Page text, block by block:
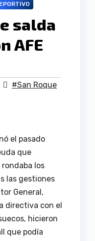
salda
AFE
#San Roque
el pasado
que
los
las gestiones
General,
directiva con el
hicieron
que podía